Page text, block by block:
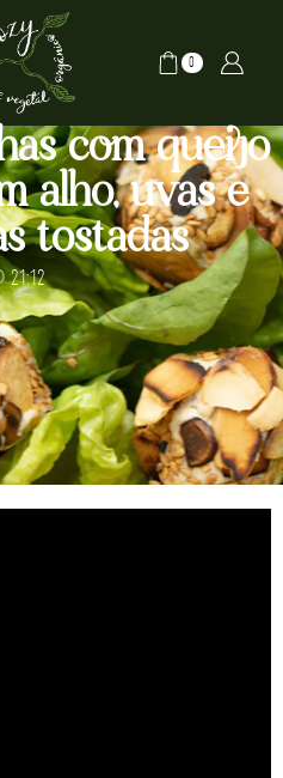
0
com queijo
alho, uvas e
tostadas
21:12